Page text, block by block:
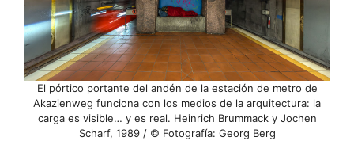
El pórtico portante del andén de la estación de metro de
Akazienweg funciona con los medios de la arquitectura: la
carga es visible… y es real. Heinrich Brummack y Jochen
Scharf, 1989 / © Fotografía: Georg Berg